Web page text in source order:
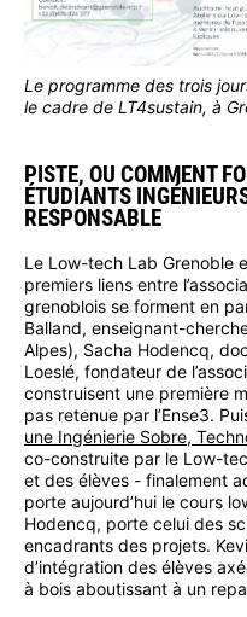
Le programme des trois
le cadre de LT4sustain, à
PISTE, OU COMMENT
ÉTUDIANTS
RESPONSABLE
Le Low-tech Lab Grenoble
premiers liens entre
grenoblois se forment en
Balland, enseignant-
Alpes), Sacha Hodencq,
Loeslé, fondateur de
construisent une première
pas retenue par l’Ense3.
une Ingénierie Sobre,
co-construite par le Low-
et des élèves - finalement
porte aujourd’hui le cours
Hodencq, porte celui des
encadrants des projets.
d’intégration des élèves
à bois aboutissant à un